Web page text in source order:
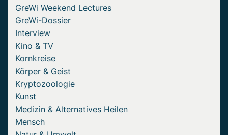
GreWi Weekend Lectures
GreWi-Dossier
Interview
Kino & TV
Kornkreise
Körper & Geist
Kryptozoologie
Kunst
Medizin & Alternatives Heilen
Mensch